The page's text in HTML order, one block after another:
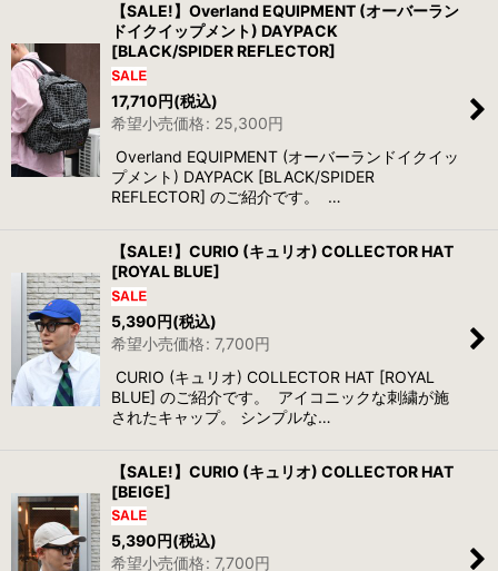
【SALE!】Overland EQUIPMENT (オーバーラン
ドイクイップメント) DAYPACK
[BLACK/SPIDER REFLECTOR]
17,710円(税込)
希望小売価格: 25,300円
Overland EQUIPMENT (オーバーランドイクイッ
プメント) DAYPACK [BLACK/SPIDER
REFLECTOR] のご紹介です。 …
【SALE!】CURIO (キュリオ) COLLECTOR HAT
[ROYAL BLUE]
5,390円(税込)
希望小売価格: 7,700円
CURIO (キュリオ) COLLECTOR HAT [ROYAL
BLUE] のご紹介です。 アイコニックな刺繍が施
されたキャップ。 シンプルな…
【SALE!】CURIO (キュリオ) COLLECTOR HAT
[BEIGE]
5,390円(税込)
希望小売価格: 7,700円